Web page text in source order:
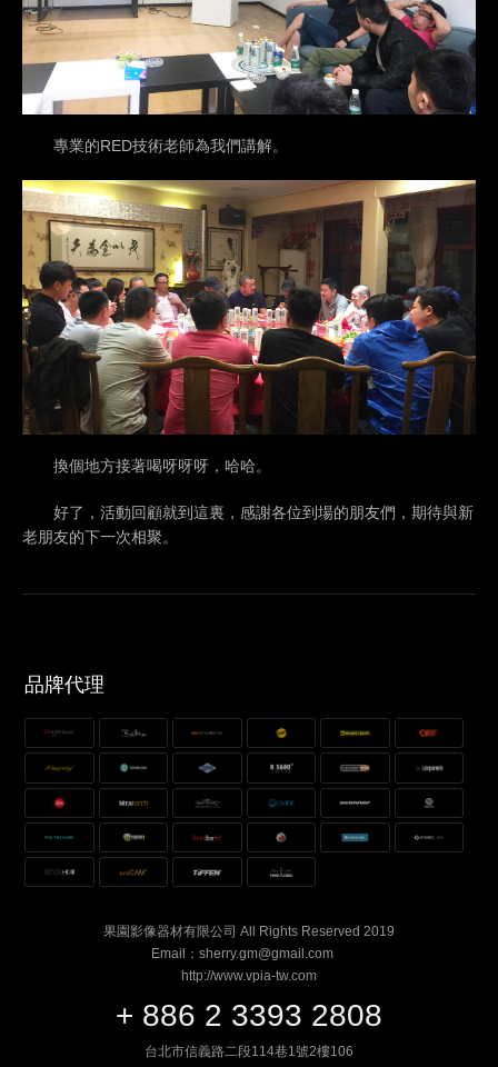
專業的RED技術老師為我們講解。
換個地方接著喝呀呀呀，哈哈。
好了，活動回顧就到這裏，感謝各位到場的朋友們，期待與新
老朋友的下一次相聚。
品牌代理
果園影像器材有限公司 All Rights Reserved 2019
Email：sherry.gm@gmail.com
http://www.vpia-tw.com
+ 886 2 3393 2808
台北市信義路二段114巷1號2樓106